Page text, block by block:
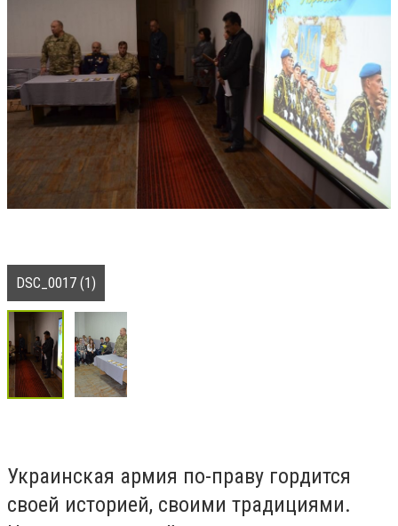
DSC_0017 (1)
Украинская армия по-праву гордится
своей историей, своими традициями.